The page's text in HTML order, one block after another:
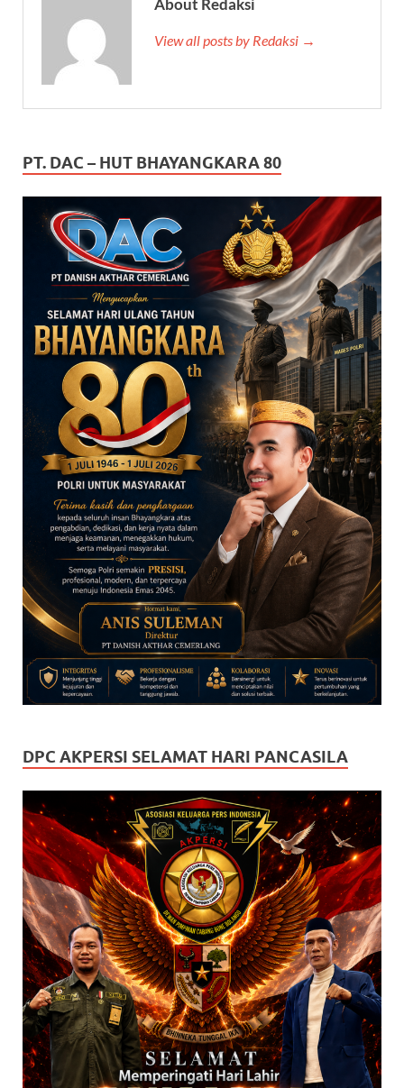
About Redaksi
View all posts by Redaksi →
PT. DAC – HUT BHAYANGKARA 80
DPC AKPERSI SELAMAT HARI PANCASILA